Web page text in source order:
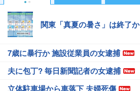
関東「真夏の暑さ」は終了か
7歳に暴行か 施設従業員の女逮捕
夫に包丁? 毎日新聞記者の女逮捕
立体駐車場から車落下 夫婦死傷